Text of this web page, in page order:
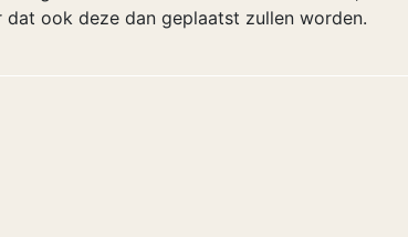
ook deze dan geplaatst zullen worden.